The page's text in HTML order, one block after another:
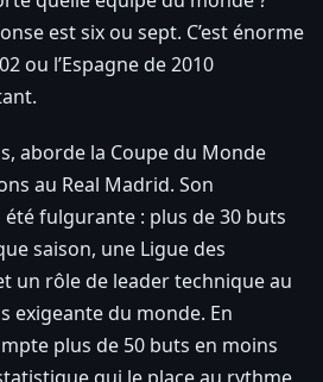
est six ou sept. C’est énorme
ou l’Espagne de 2010
aborde la Coupe du Monde
au Real Madrid. Son
fulgurante : plus de 30 buts
saison, une Ligue des
un rôle de leader technique au
exigeante du monde. En
plus de 50 buts en moins